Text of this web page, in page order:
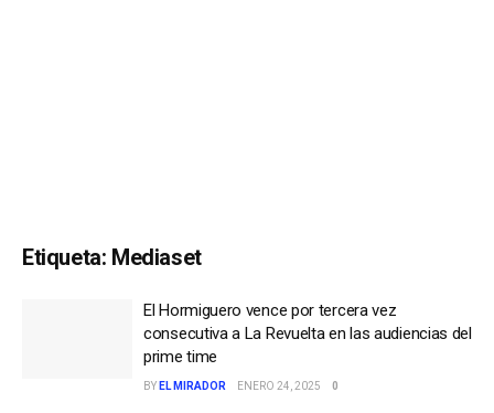
Etiqueta: Mediaset
El Hormiguero vence por tercera vez
consecutiva a La Revuelta en las audiencias del
prime time
BY EL MIRADOR ENERO 24, 2025 0